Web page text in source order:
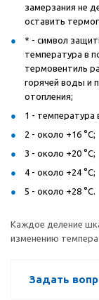
замерзания не
оставить
* - символ
температура в
термовентиль
горячей воды и
отопления;
1 - температура
2 - около +16 °С;
3 - около +20 °С;
4 - около +24 °С;
5 - около +28 °С.
Каждое деление
изменению
Задать